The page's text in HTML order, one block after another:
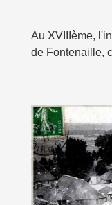
Au XVIIIème,
de Fontenaille,